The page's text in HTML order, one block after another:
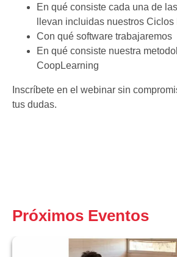
En qué consiste cada una de
llevan incluidas nuestros
Con qué software trabajaremos
En qué consiste nuestra
CoopLearning
Inscríbete en el webinar sin
tus dudas.
Próximos Eventos